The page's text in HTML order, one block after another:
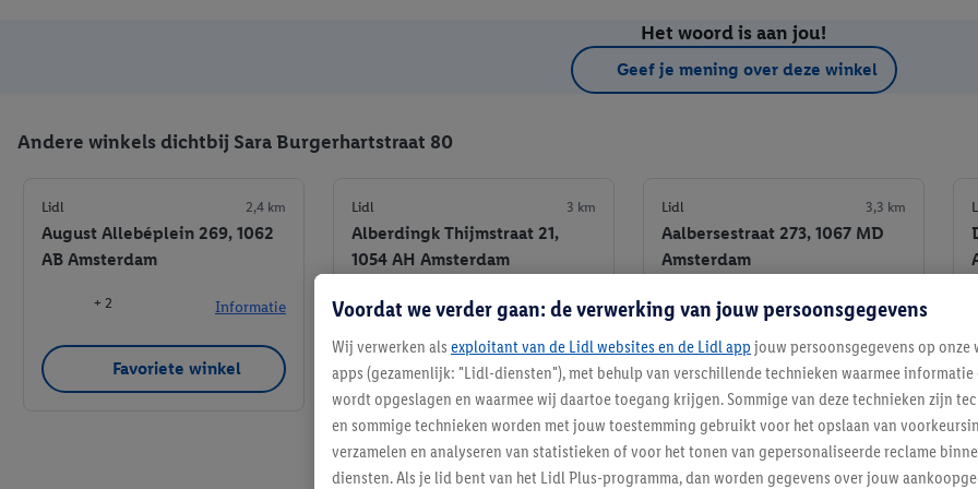
Het woord is aan jou!
Geef je mening over deze winkel
Andere winkels dichtbij Sara Burgerhartstraat 80
Lidl 2,4 km
August Allebéplein 269, 1062
AB Amsterdam
+ 2 Informatie
Favoriete winkel
Lidl 3 km
Alberdingk Thijmstraat 21,
1054 AH Amsterdam
Informatie
Favoriete winkel
Lidl 3,3 km
Aalbersestraat 273, 1067 MD
Amsterdam
Informatie
Favoriete winkel
Voordat we verder gaan: de verwerking van jouw persoonsgegevens
Wij verwerken als exploitant van de Lidl websites en de Lidl app jouw persoonsgegevens op onze
apps (gezamenlijk: "Lidl-diensten"), met behulp van verschillende technieken waarmee
wordt opgeslagen en waarmee wij daartoe toegang krijgen. Sommige van deze technieken zijn
en sommige technieken worden met jouw toestemming gebruikt voor het opslaan van
verzamelen en analyseren van statistieken of voor het tonen van gepersonaliseerde reclame
diensten. Als je lid bent van het Lidl Plus-programma, dan worden gegevens over jouw